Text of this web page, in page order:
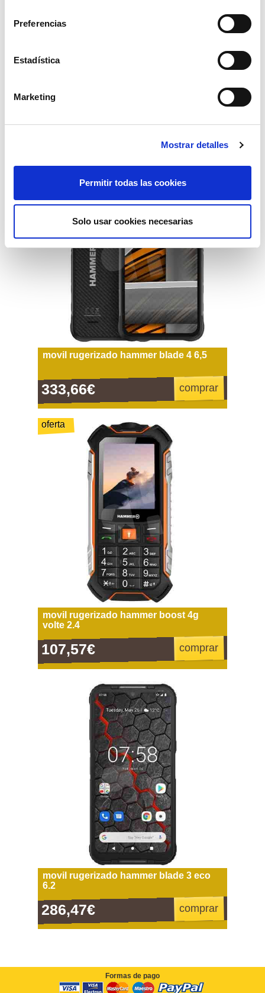
Preferencias
Estadística
Marketing
Mostrar detalles
Permitir todas las cookies
Solo usar cookies necesarias
movil rugerizado hammer blade 5g 6.3
649,47€ comprar
oferta
movil rugerizado hammer blade 4 6,5
333,66€ comprar
oferta
movil rugerizado hammer boost 4g
volte 2.4
107,57€ comprar
movil rugerizado hammer blade 3 eco
6.2
286,47€ comprar
Formas de pago